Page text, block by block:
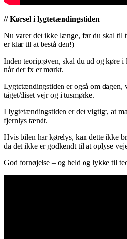
// Kørsel i lygtetændingstiden
Nu varer det ikke længe, før du skal til
er klar til at bestå den!)
Inden teoriprøven, skal du ud og køre
når der fx er mørkt.
Lygtetændingstiden er også om dagen,
tåget/diset vejr og i tusmørke.
I lygtetændingstiden er det vigtigt, at
fjernlys tændt.
Hvis bilen har kørelys, kan dette ikke
da det ikke er godkendt til at oplyse
God fornøjelse – og held og lykke til